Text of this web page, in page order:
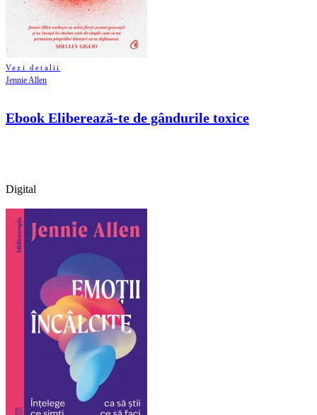
Vezi detalii
Jennie Allen
Ebook Eliberează-te de gândurile toxice
Digital